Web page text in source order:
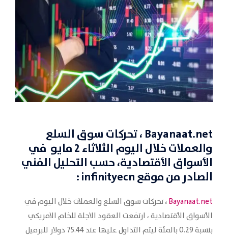
Bayanaat.net، تحركات سوق السلع
والعملات خلال اليوم الثلاثاء 2 مايو في
الأسواق الأقتصادية، حسب التحليل الفني
الصادر من موقعinfinityecn
:
Bayanaat.net،تحركات سوق السلع والعملات خلال اليوم في
الأسواق الأقتصادية ، ارتفعت العقود الاجلة للخام الامريكي
بنسبة 0.29 بالمئة ليتم التداول عليها عند 75.44 دولار للبرميل